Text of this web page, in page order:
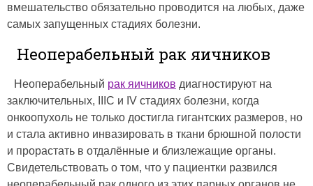
вмешательство обязательно проводится на любых, даже
самых запущенных стадиях болезни.
Неоперабельный рак яичников
Неоперабельный рак яичников диагностируют на
заключительных, IIIC и IV стадиях болезни, когда
онкоопухоль не только достигла гигантских размеров, но
и стала активно инвазировать в ткани брюшной полости
и прорастать в отдалённые и близлежащие органы.
Свидетельствовать о том, что у пациентки развился